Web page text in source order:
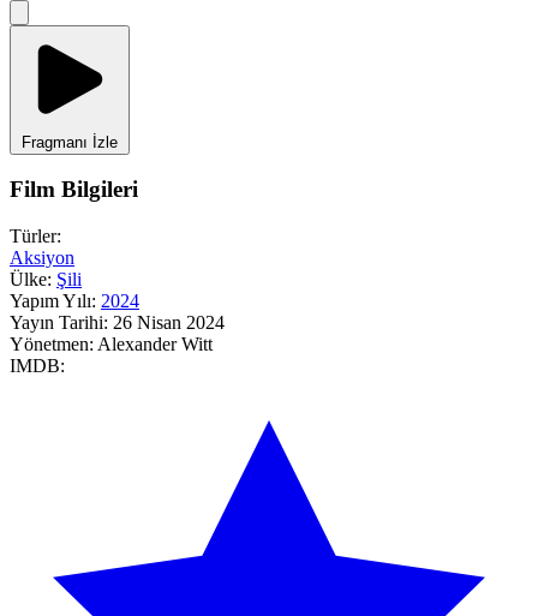
Fragmanı İzle
Film Bilgileri
Türler:
Aksiyon
Ülke: Şili
Yapım Yılı: 2024
Yayın Tarihi: 26 Nisan 2024
Yönetmen: Alexander Witt
IMDB: